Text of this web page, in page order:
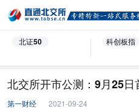
北证50 科创板指
北交所开市公测：9月25日
第一财经 2021-09-24